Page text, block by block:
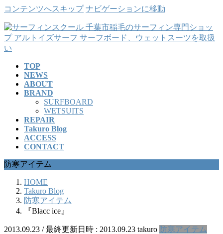
コンテンツへスキップ ナビゲーションに移動
TOP
NEWS
ABOUT
BRAND
SURFBOARD
WETSUITS
REPAIR
Takuro Blog
ACCESS
CONTACT
防寒アイテム
HOME
Takuro Blog
防寒アイテム
『Blacc ice』
2013.09.23 / 最終更新日時 : 2013.09.23 takuro 防寒アイテム